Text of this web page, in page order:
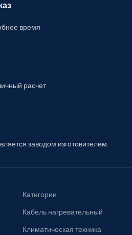
время
расчет
заводом изготовителем.
Категории
Кабель нагревательный
Климатическая техника